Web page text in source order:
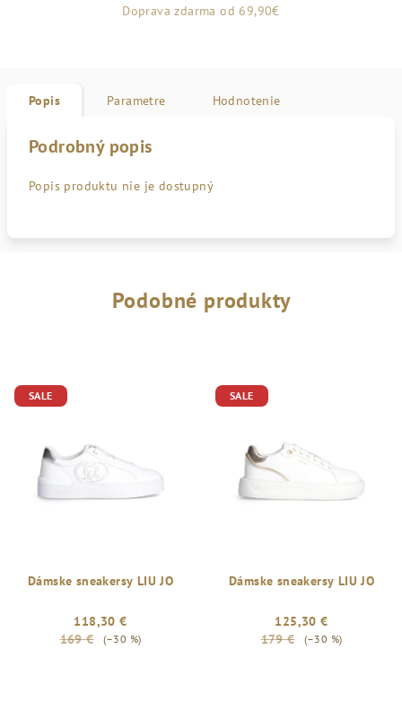
Doprava zdarma od 69,90€
Popis Parametre Hodnotenie
Podrobný popis
Popis produktu nie je dostupný
Podobné produkty
SALE
Dámske sneakersy LIU JO
118,30 €
169 €
(–30 %)
SALE
Dámske sneakersy LIU JO
125,30 €
179 €
(–30 %)